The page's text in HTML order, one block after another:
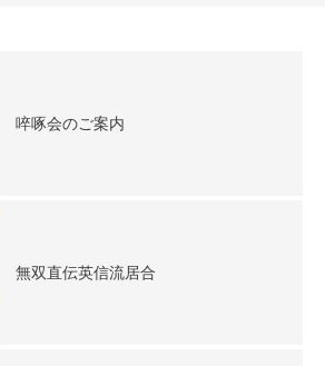
啐啄会のご案内
無双直伝英信流居合